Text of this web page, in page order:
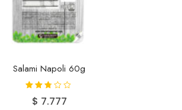
Salami Napoli 60g
Valorad
o con
$ 7.777